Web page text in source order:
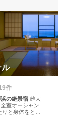
ル
19件
の絶景宿雄大
室オーシャン
と身体をとと